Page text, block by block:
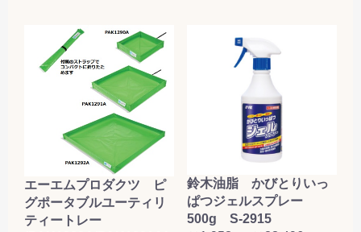
エーエムプロダクツ ピ
グポータブルユーティリ
ティートレー
鈴木油脂 かびとりいっ
ぱつジェルスプレー
500g S-2915